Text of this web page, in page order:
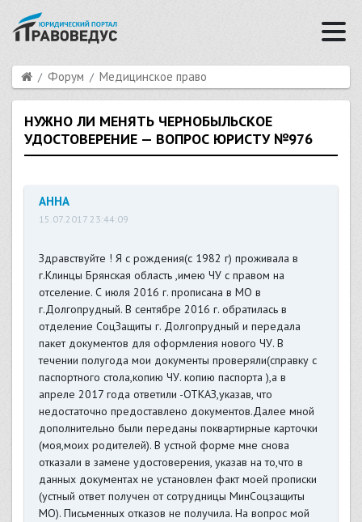
Форум Медицинское право
НУЖНО ЛИ МЕНЯТЬ ЧЕРНОБЫЛЬСКОЕ
УДОСТОВЕРЕНИЕ — ВОПРОС ЮРИСТУ №976
АННА
15.07.2017 23:44:09
Здравствуйте ! Я с рождения(с 1982 г) проживала в
г.Клинцы Брянская область ,имею ЧУ с правом на
отселение. С июля 2016 г. прописана в МО в
г.Долгопрудный. В сентябре 2016 г. обратилась в
отделение СоцЗащиты г. Долгопрудный и передала
пакет документов для оформления нового ЧУ. В
течении полугода мои документы проверяли(справку с
паспортного стола,копию ЧУ. копию паспорта ),а в
апреле 2017 года ответили -ОТКАЗ,указав, что
недостаточно предоставлено документов.Далее мной
дополнительно были переданы поквартирные карточки
(моя,моих родителей). В устной форме мне снова
отказали в замене удостоверения, указав на то,что в
данных документах не установлен факт моей прописки
(устный ответ получен от сотрудницы МинСоцзащиты
МО). Письменных отказов не получила. На вопрос мой